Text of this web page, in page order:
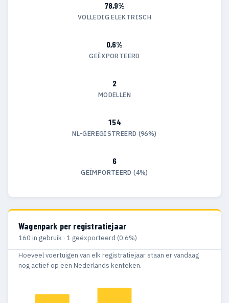
78,9%
VOLLEDIG ELEKTRISCH
0,6%
GEËXPORTEERD
2
MODELLEN
154
NL-GEREGISTREERD (96%)
6
GEÏMPORTEERD (4%)
Wagenpark per registratiejaar
160 in gebruik · 1 geëxporteerd (0.6%)
Hoeveel voertuigen van elk registratiejaar staan er vandaag
nog actief op een Nederlands kenteken.